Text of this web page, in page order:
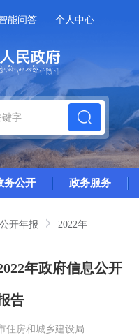
能问答 个人中心
务公开 政务服务
开年报 2022年
年政府信息公开
告
住房和城乡建设局